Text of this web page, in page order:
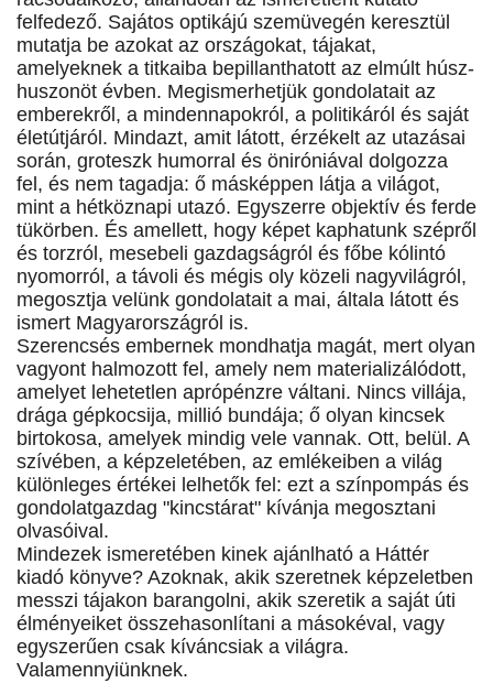
felfedező. Sajátos optikájú szemüvegén keresztül
mutatja be azokat az országokat, tájakat,
amelyeknek a titkaiba bepillanthatott az elmúlt húsz-
huszonöt évben. Megismerhetjük gondolatait az
emberekről, a mindennapokról, a politikáról és saját
életútjáról. Mindazt, amit látott, érzékelt az utazásai
során, groteszk humorral és öniróniával dolgozza
fel, és nem tagadja: ő másképpen látja a világot,
mint a hétköznapi utazó. Egyszerre objektív és ferde
tükörben. És amellett, hogy képet kaphatunk szépről
és torzról, mesebeli gazdagságról és főbe kólintó
nyomorról, a távoli és mégis oly közeli nagyvilágról,
megosztja velünk gondolatait a mai, általa látott és
ismert Magyarországról is.
Szerencsés embernek mondhatja magát, mert olyan
vagyont halmozott fel, amely nem materializálódott,
amelyet lehetetlen aprópénzre váltani. Nincs villája,
drága gépkocsija, millió bundája; ő olyan kincsek
birtokosa, amelyek mindig vele vannak. Ott, belül. A
szívében, a képzeletében, az emlékeiben a világ
különleges értékei lelhetők fel: ezt a színpompás és
gondolatgazdag "kincstárat" kívánja megosztani
olvasóival.
Mindezek ismeretében kinek ajánlható a Háttér
kiadó könyve? Azoknak, akik szeretnek képzeletben
messzi tájakon barangolni, akik szeretik a saját úti
élményeiket összehasonlítani a másokéval, vagy
egyszerűen csak kíváncsiak a világra.
Valamennyiünknek.